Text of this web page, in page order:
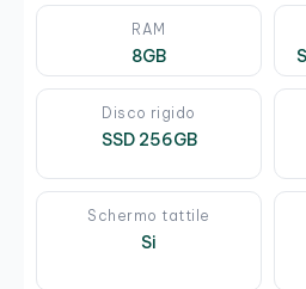
RAM
8GB
Disco rigido
SSD 256GB
Schermo tattile
Si